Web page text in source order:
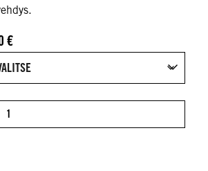
€Hintaluokka: 10,00 € - 100,00 €